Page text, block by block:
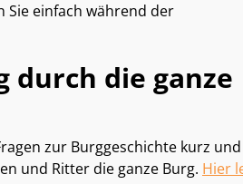
Sie einfach während der
durch die ganze
zur Burggeschichte kurz und
und Ritter die ganze Burg. Hier